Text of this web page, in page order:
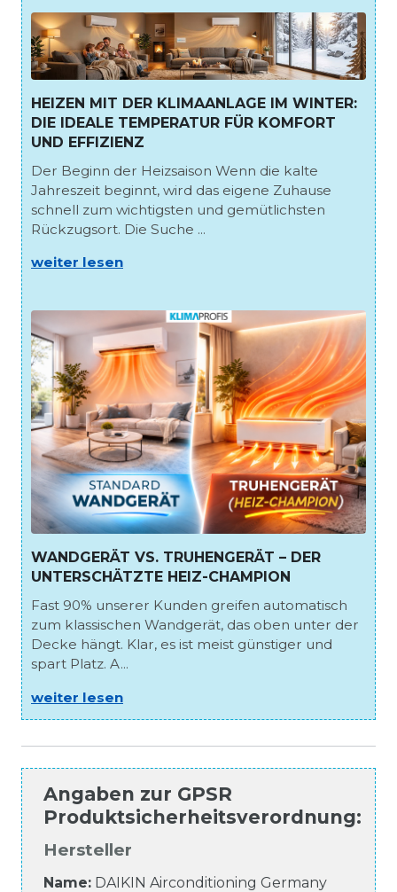
HEIZEN MIT DER KLIMAANLAGE IM WINTER:
DIE IDEALE TEMPERATUR FÜR KOMFORT
UND EFFIZIENZ
Der Beginn der Heizsaison Wenn die kalte
Jahreszeit beginnt, wird das eigene Zuhause
schnell zum wichtigsten und gemütlichsten
Rückzugsort. Die Suche ...
weiter lesen
WANDGERÄT VS. TRUHENGERÄT – DER
UNTERSCHÄTZTE HEIZ-CHAMPION
Fast 90% unserer Kunden greifen automatisch
zum klassischen Wandgerät, das oben unter der
Decke hängt. Klar, es ist meist günstiger und
spart Platz. A...
weiter lesen
Angaben zur GPSR
Produktsicherheitsverordnung:
Hersteller
Name: DAIKIN Airconditioning Germany